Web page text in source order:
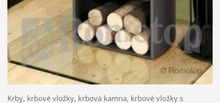
Krby, krbové vložky, krbová kamna, krbové vložky s